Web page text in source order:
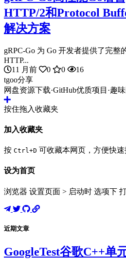
HTTP/2和Protocol
解决方案
gRPC-Go 为 Go 开发者提供了完整
HTTP...
11 月前
0 0
16
tgoo分享
网盘资源下载·GitHub优质项目·趣
按住拖入收藏夹
加入收藏夹
按 Ctrl+D 可收藏本网页，方便快速
设为首页
浏览器 设置页面 > 启动时 选项下
近期文章
GoogleTest谷歌C++单